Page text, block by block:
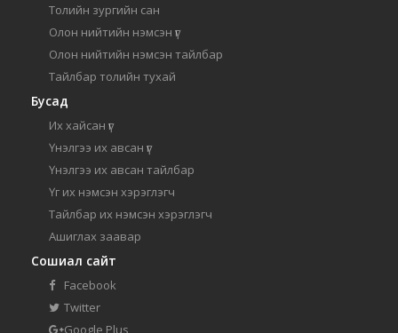
Толийн зургийн сан
Олон нийтийн нэмсэн үг
Олон нийтийн нэмсэн тайлбар
Тайлбар толийн тухай
Бусад
Их хайсан үг
Үнэлгээ их авсан үг
Үнэлгээ их авсан тайлбар
Үг их нэмсэн хэрэглэгч
Тайлбар их нэмсэн хэрэглэгч
Ашиглах заавар
Сошиал сайт
Facebook
Twitter
Google Plus